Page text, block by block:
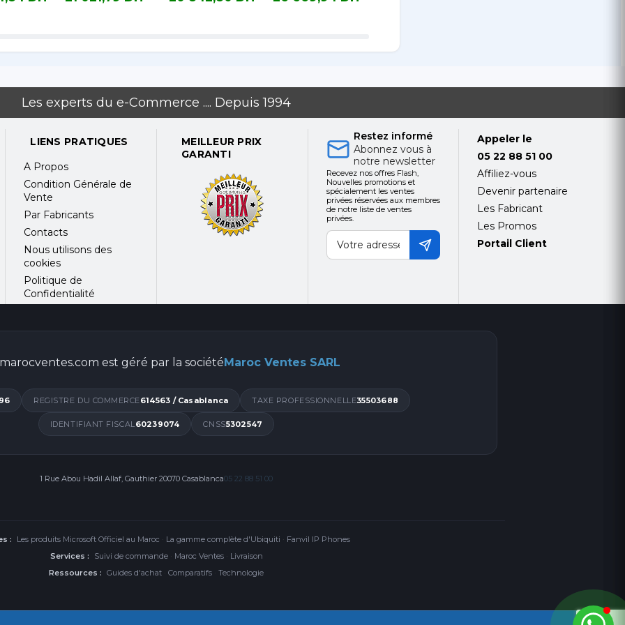
NVMe + SSD 2 To M.2 2280 PCIe 4.0 x4 NVMe
+ 2 tweeters (2W), optimisés Nahimic Audio, Smart Amplifier
(E-shutter)
/ 440 Hz
AZERTY français
Precision TouchPad, 95 x 150 mm
(dessous)
Les experts du e-Commerce .... Depuis 1994
LIENS PRATIQUES
A Propos
Condition Générale de
Vente
Par Fabricants
Contacts
Nous utilisons des
cookies
Politique de
Confidentialité
MEILLEUR PRIX
GARANTI
Restez informé
Abonnez vous à
notre newsletter
Recevez nos offres Flash,
Nouvelles promotions et
spécialement les ventes
privées réservées aux membres
de notre liste de ventes
privées.
Appeler le
05 22 88 51 00
Affiliez-vous
Devenir partenaire
Les Fabricant
Les Promos
Portail Client
marocventes.com est géré par la sociétéMaroc Ventes SARL
REGISTRE DU COMMERCE614563 / Casablanca TAXE PROFESSIONNELLE35503688
IDENTIFIANT FISCAL60239074 CNSS5302547
1 Rue Abou Hadil Allaf, Gauthier 20070 Casablanca05 22 88 51 00
: Les produits Microsoft Officiel au Maroc · La gamme complète d'Ubiquiti · Fanvil IP Phones
Services :
Suivi de commande· Maroc Ventes· Livraison
Ressources : Guides d'achat · Comparatifs · Technologie